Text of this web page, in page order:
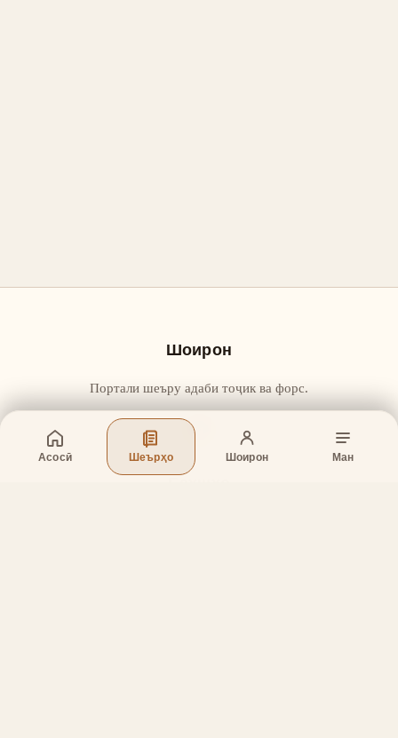
Асосӣ Шеърҳо Шоирон Ман
Шоирон
Портали шеъру адаби тоҷик ва форс.